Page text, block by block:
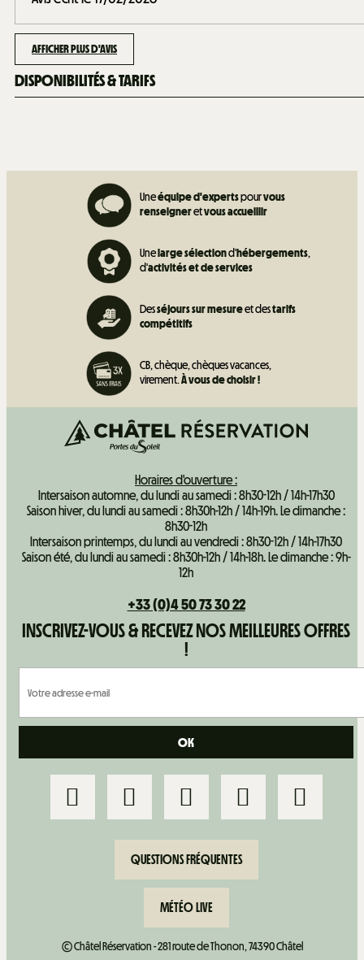
AFFICHER PLUS D'AVIS
DISPONIBILITÉS & TARIFS
Uneéquipe d'expertspourvous
renseigneretvous accueillir
Unelarge sélectiond'hébergements,
d'activités et deservices
Desséjours sur mesureet destarifs
compétitifs
CB, chèque, chèques vacances,
virement.À vous de choisir !
Horaires d'ouverture :
Intersaison automne, du lundi au samedi : 8h30-12h / 14h-17h30
Saison hiver, du lundi au samedi : 8h30h-12h / 14h-19h. Le dimanche :
8h30-12h
Intersaison printemps, du lundi au vendredi : 8h30-12h / 14h-17h30
Saison été, du lundi au samedi : 8h30h-12h / 14h-18h. Le dimanche : 9h-
12h
+33 (0)4 50 73 30 22
INSCRIVEZ-VOUS & RECEVEZ NOS MEILLEURES OFFRES
!
QUESTIONS FRÉQUENTES
MÉTÉO LIVE
© Châtel Réservation - 281 route de Thonon, 74390 Châtel